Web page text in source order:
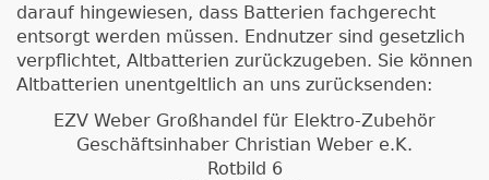
darauf hingewiesen, dass Batterien fachgerecht
entsorgt werden müssen. Endnutzer sind gesetzlich
verpflichtet, Altbatterien zurückzugeben. Sie können
Altbatterien unentgeltlich an uns zurücksenden:
EZV Weber Großhandel für Elektro-Zubehör
Geschäftsinhaber Christian Weber e.K.
Rotbild 6